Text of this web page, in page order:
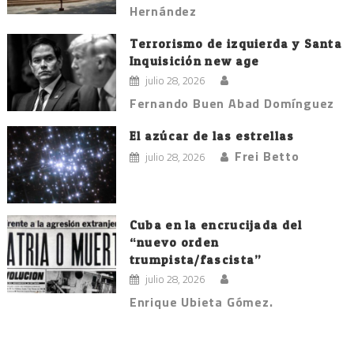
Hernández
Terrorismo de izquierda y Santa
Inquisición new age
julio 28, 2026
Fernando Buen Abad Domínguez
El azúcar de las estrellas
julio 28, 2026 Frei Betto
Cuba en la encrucijada del
“nuevo orden
trumpista/fascista”
julio 28, 2026
Enrique Ubieta Gómez.